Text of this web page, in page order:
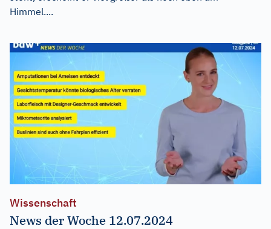
Himmel....
Wissenschaft
News der Woche 12.07.2024